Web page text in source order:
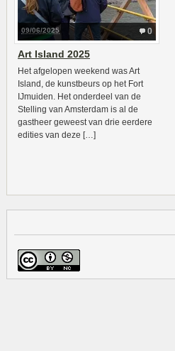
0
09/06/2025
Art Island 2025
Het afgelopen weekend was Art
Island, de kunstbeurs op het Fort
IJmuiden. Het onderdeel van de
Stelling van Amsterdam is al de
gastheer geweest van drie eerdere
edities van deze […]